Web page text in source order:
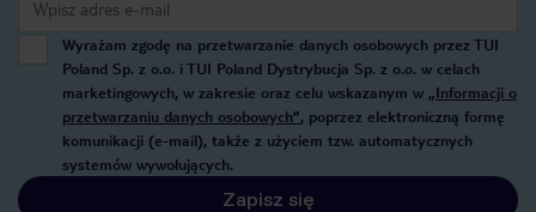
Wyrażam zgodę na przetwarzanie danych osobowych przez TUI
Poland Sp. z o.o. i TUI Poland Dystrybucja Sp. z o.o. w celach
marketingowych, w zakresie oraz celu wskazanym w „Informacji o
przetwarzaniu danych osobowych”, poprzez elektroniczną formę
komunikacji (e-mail), także z użyciem tzw. automatycznych
systemów wywołujących.
Zapisz się